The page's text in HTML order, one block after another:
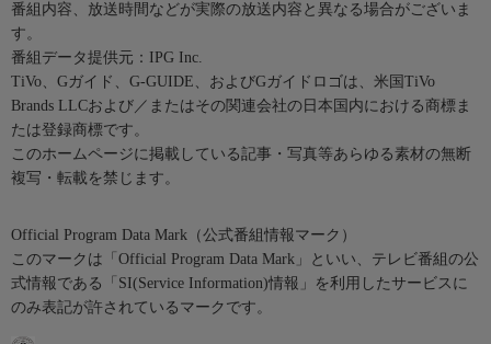
番組内容、放送時間などが実際の放送内容と異なる場合がございま
す。
番組データ提供元：IPG Inc.
TiVo、Gガイド、G-GUIDE、およびGガイドロゴは、米国TiVo
Brands LLCおよび／またはその関連会社の日本国内における商標ま
たは登録商標です。
このホームページに掲載している記事・写真等あらゆる素材の無断
複写・転載を禁じます。
Official Program Data Mark（公式番組情報マーク）
このマークは「Official Program Data Mark」といい、テレビ番組の公
式情報である「SI(Service Information)情報」を利用したサービスに
のみ表記が許されているマークです。